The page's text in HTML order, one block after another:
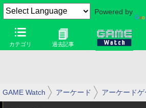
Powered by
カテゴリ 過去記事
GAME Watch アーケード アーケードゲ